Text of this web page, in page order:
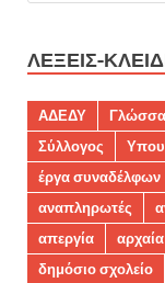
ΛΈΞΕΙΣ-
ΑΔΕΔΥ Γλώσσα
Σύλλογος
έργα συναδέλφων
αναπληρωτές
απεργία
δημόσιο σχολείο